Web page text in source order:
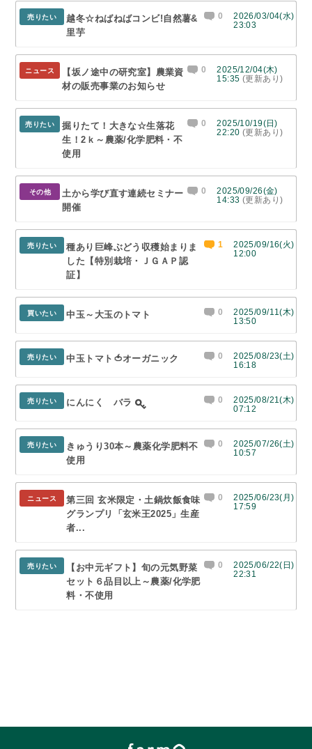
売りたい
越冬☆ねばねばコンビ!自然薯&
里芋
0
2026/03/04(水)
23:03
ニュース
【坂ノ途中の研究室】農業資
材の販売事業のお知らせ
0
2025/12/04(木)
15:35 (更新あり)
売りたい
掘りたて！大きな☆生落花
生！2ｋ～農薬/化学肥料・不
使用
0
2025/10/19(日)
22:20 (更新あり)
その他
土から学び直す連続セミナー
開催
0
2025/09/26(金)
14:33 (更新あり)
売りたい
種あり巨峰ぶどう収穫始まりま
した【特別栽培・ＪＧＡＰ認
証】
1
2025/09/16(火)
12:00
買いたい 中玉～大玉のトマト 0
2025/09/11(木)
13:50
売りたい 中玉トマト🍅オーガニック 0
2025/08/23(土)
16:18
売りたい にんにく バラ 0
2025/08/21(木)
07:12
売りたい
きゅうり30本～農薬化学肥料不
使用
0
2025/07/26(土)
10:57
ニュース
第三回 玄米限定・土鍋炊飯食味
グランプリ「玄米王2025」生産
者...
0
2025/06/23(月)
17:59
売りたい
【お中元ギフト】旬の元気野菜
セット６品目以上～農薬/化学肥
料・不使用
0
2025/06/22(日)
22:31